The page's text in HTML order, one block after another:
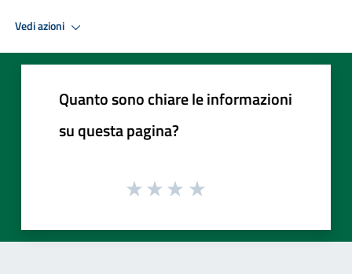
Vedi azioni
Quanto sono chiare le informazioni
su questa pagina?